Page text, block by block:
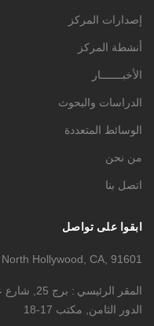
إصدارات المركز
أنشطة المركز
الأخبـــــــار
الدراسات والبحوث
الوسائط المتعددة
من نحن
اتصل بنا
ابقوا على تواصل
Hollywood, CA, 91601
المقر الرئيسي
برج 25,
الدور الثامن, مكتب 17-18